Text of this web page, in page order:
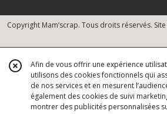
Copyright Mam’scrap. Tous droits réservés.
Afin de vous offrir une expérience
utilisons des cookies fonctionnels qui
de nos services et en mesurent
également des cookies de suivi
montrer des publicités personnalisées